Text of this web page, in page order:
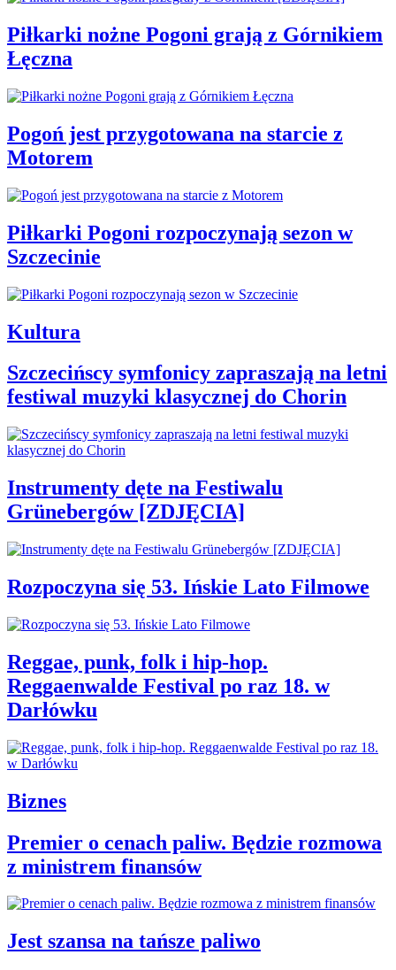
Piłkarki nożne Pogoni grają z Górnikiem
Łęczna
Pogoń jest przygotowana na starcie z
Motorem
Piłkarki Pogoni rozpoczynają sezon w
Szczecinie
Kultura
Szczecińscy symfonicy zapraszają na letni
festiwal muzyki klasycznej do Chorin
Instrumenty dęte na Festiwalu
Grünebergów [ZDJĘCIA]
Rozpoczyna się 53. Ińskie Lato Filmowe
Reggae, punk, folk i hip-hop.
Reggaenwalde Festival po raz 18. w
Darłówku
Biznes
Premier o cenach paliw. Będzie rozmowa
z ministrem finansów
Jest szansa na tańsze paliwo